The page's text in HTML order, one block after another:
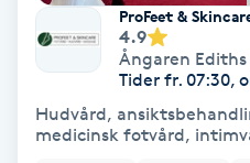
BarnklippningProFeet &
4.9
Ångaren Ediths
Tider fr. 07:30,
Hudvård, ansiktsbehandlingar, massage,
medicinsk fotvård,